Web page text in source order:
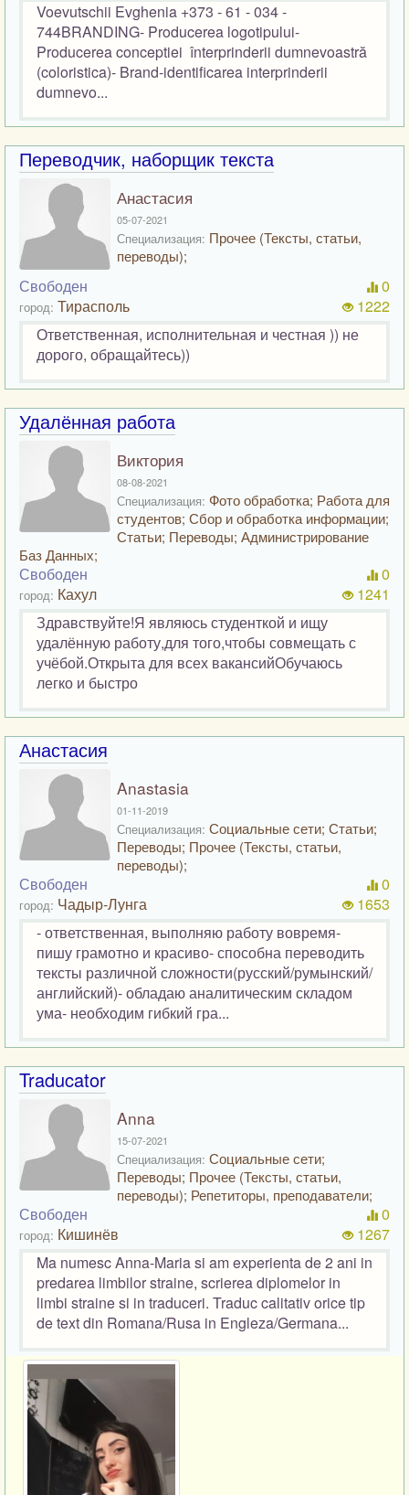
Voevutschii Evghenia +373 - 61 - 034 -
744BRANDING- Producerea logotipului-
Producerea conceptiei înterprinderii dumnevoastră
(coloristica)- Brand-identificarea interprinderii
dumnevo...
Переводчик, наборщик текста
Анастасия
05-07-2021
Специализация: Прочее (Тексты, статьи,
переводы);
Свободен
город: Тирасполь
0
1222
Ответственная, исполнительная и честная )) не
дорого, обращайтесь))
Удалённая работа
Виктория
08-08-2021
Специализация: Фото обработка; Работа для
студентов; Сбор и обработка информации;
Статьи; Переводы; Администрирование
Баз Данных;
Свободен
город: Кахул
0
1241
Здравствуйте!Я являюсь студенткой и ищу
удалённую работу,для того,чтобы совмещать с
учёбой.Открыта для всех вакансийОбучаюсь
легко и быстро
Анастасия
Anastasia
01-11-2019
Специализация: Социальные сети; Статьи;
Переводы; Прочее (Тексты, статьи,
переводы);
Свободен
город: Чадыр-Лунга
0
1653
- ответственная, выполняю работу вовремя-
пишу грамотно и красиво- способна переводить
тексты различной сложности(русский/румынский/
английский)- обладаю аналитическим складом
ума- необходим гибкий гра...
Traducator
Anna
15-07-2021
Специализация: Социальные сети;
Переводы; Прочее (Тексты, статьи,
переводы); Репетиторы, преподаватели;
Свободен
город: Кишинёв
0
1267
Ma numesc Anna-Maria si am experienta de 2 ani in
predarea limbilor straine, scrierea diplomelor in
limbi straine si in traduceri. Traduc calitativ orice tip
de text din Romana/Rusa in Engleza/Germana...